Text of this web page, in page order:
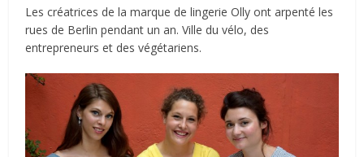
Les créatrices de la marque de lingerie Olly ont arpenté les
rues de Berlin pendant un an. Ville du vélo, des
entrepreneurs et des végétariens.